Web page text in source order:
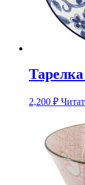
2,200 ₽